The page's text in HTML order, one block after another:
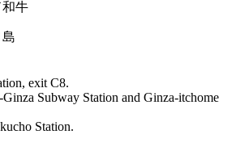
牛
exit C8.
Subway Station and Ginza-itchome
Station.